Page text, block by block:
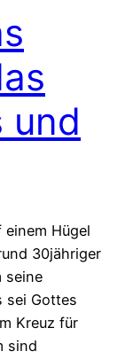
und
Hügel
30jähriger
seine
sei Gottes
Kreuz für
sind